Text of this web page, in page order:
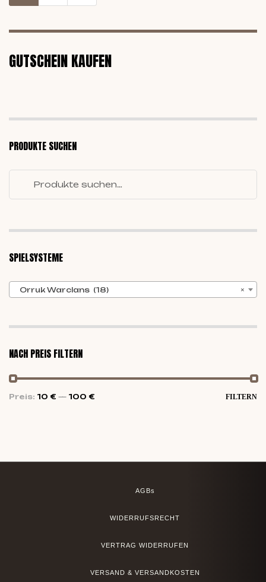
GUTSCHEIN KAUFEN
PRODUKTE SUCHEN
SPIELSYSTEME
×
Orruk Warclans (18)
NACH PREIS FILTERN
FILTERN
Preis: 10 € — 100 €
AGBs
WIDERRUFSRECHT
VERTRAG WIDERRUFEN
VERSAND & VERSANDKOSTEN